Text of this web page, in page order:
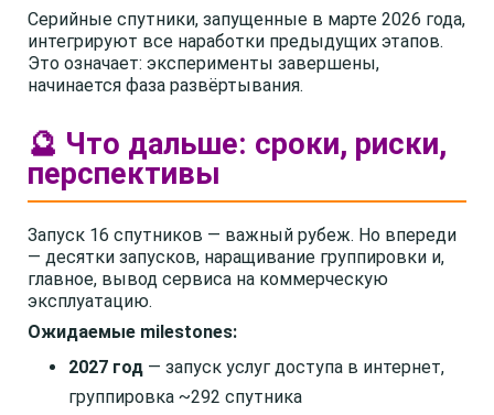
Серийные спутники, запущенные в марте 2026 года,
интегрируют все наработки предыдущих этапов.
Это означает: эксперименты завершены,
начинается фаза развёртывания.
🔮 Что дальше: сроки, риски,
перспективы
Запуск 16 спутников — важный рубеж. Но впереди
— десятки запусков, наращивание группировки и,
главное, вывод сервиса на коммерческую
эксплуатацию.
Ожидаемые milestones:
2027 год — запуск услуг доступа в интернет,
группировка ~292 спутника